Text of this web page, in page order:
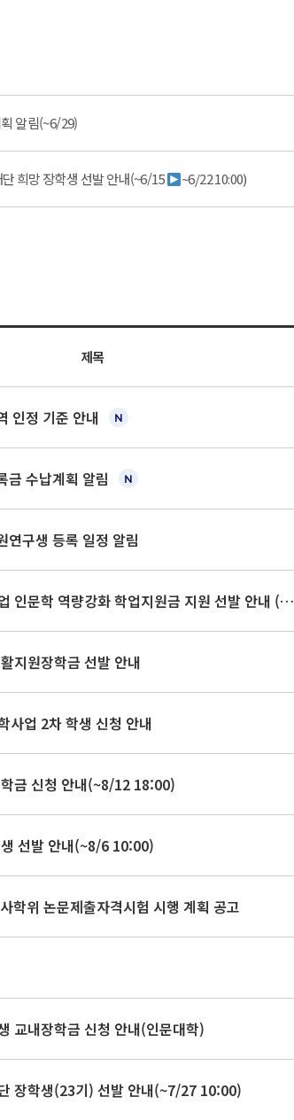
알림(~6/29)
희망 장학생 선발 안내(~6/15 ~6/22 10:00)
제목
인정 기준 안내
금 수납계획 알림
연구생 등록 일정 알림
2026-2 대학혁신지원사업 인문학 역량강화 학업지원금 지원 선발 안내 (학/석/박사)
지원장학금 선발 안내
사업 2차 학생 신청 안내
금 신청 안내(~8/12 18:00)
선발 안내(~8/6 10:00)
학위 논문제출자격시험 시행 계획 공고
교내장학금 신청 안내(인문대학)
장학생(23기) 선발 안내(~7/27 10:00)